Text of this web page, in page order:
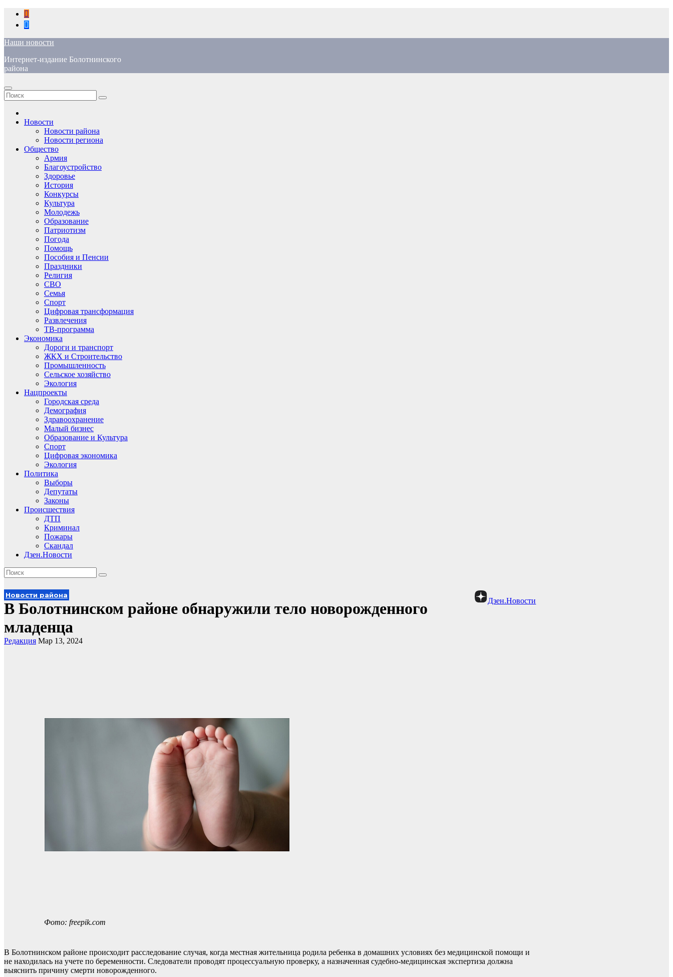
Перейти
содержимому
Наши новости
Интернет-издание Болотнинского
района
Новости
Новости района
Новости региона
Общество
Армия
Благоустройство
Здоровье
История
Конкурсы
Культура
Молодежь
Образование
Патриотизм
Погода
Помощь
Пособия и Пенсии
Праздники
Религия
СВО
Семья
Спорт
Цифровая трансформация
Развлечения
ТВ-программа
Экономика
Дороги и транспорт
ЖКХ и Строительство
Промышленность
Сельское хозяйство
Экология
Нацпроекты
Городская среда
Демография
Здравоохранение
Малый бизнес
Образование и Культура
Спорт
Цифровая экономика
Экология
Политика
Выборы
Депутаты
Законы
Происшествия
ДТП
Криминал
Пожары
Скандал
Дзен.Новости
Дзен.Новости
Новости района
В Болотнинском районе обнаружили тело новорожденного
младенца
Редакция Мар 13, 2024
Фото: freepik.com
В Болотнинском районе происходит расследование случая, когда местная жительница родила ребенка в домашних условиях без медицинской помощи и
не находилась на учете по беременности. Следователи проводят процессуальную проверку, а назначенная судебно-медицинская экспертиза должна
выяснить причину смерти новорожденного.